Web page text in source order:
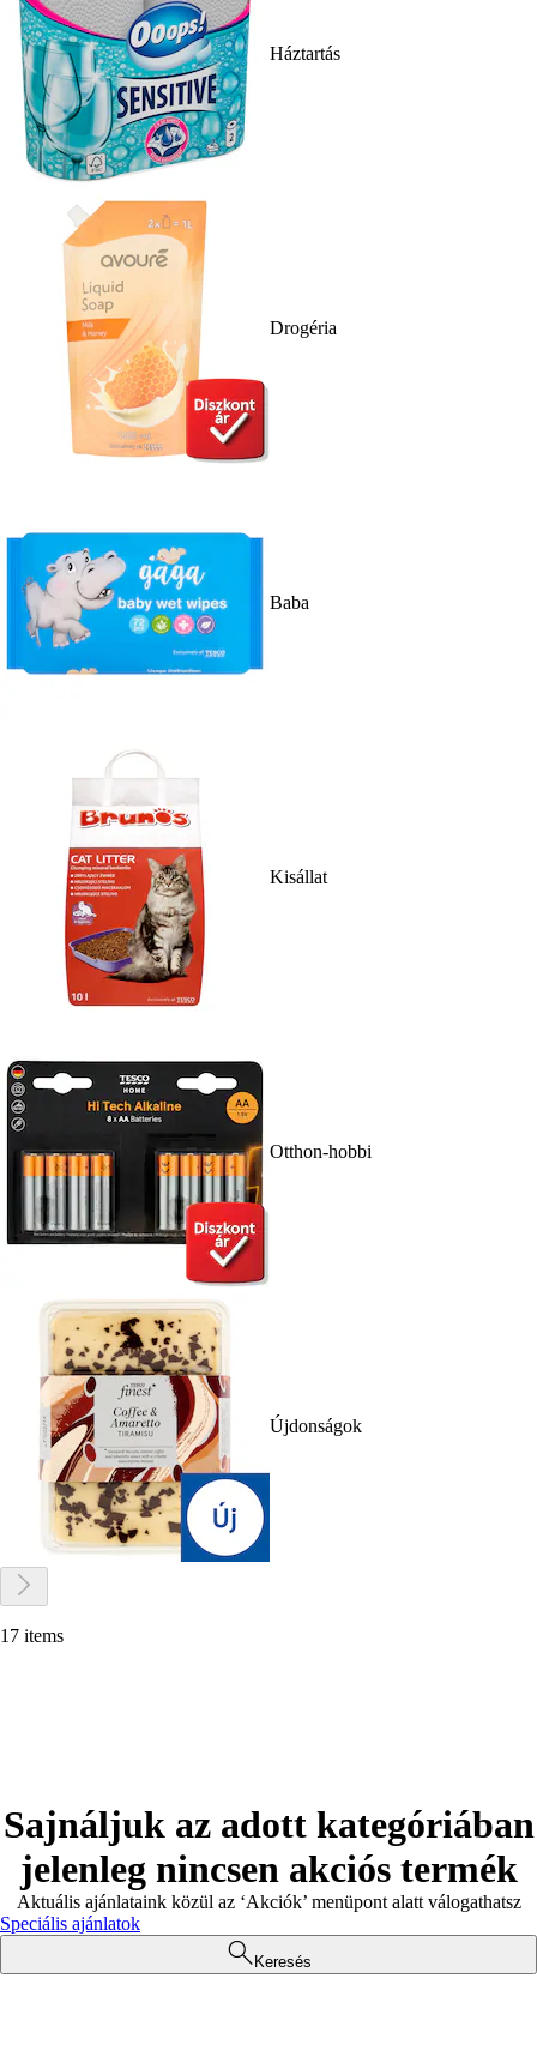
Háztartás
Drogéria
Baba
Kisállat
Otthon-hobbi
Újdonságok
17 items
Sajnáljuk az adott kategóriában
jelenleg nincsen akciós termék
Aktuális ajánlataink közül az ‘Akciók’ menüpont alatt válogathatsz
Speciális ajánlatok
Keresés